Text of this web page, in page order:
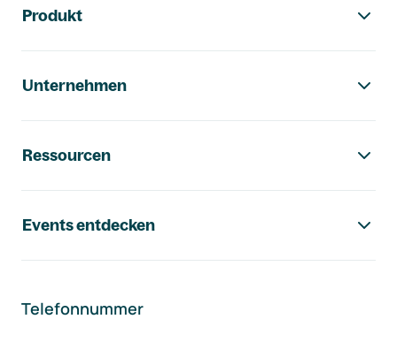
Produkt
Unternehmen
Ressourcen
Events entdecken
Telefonnummer